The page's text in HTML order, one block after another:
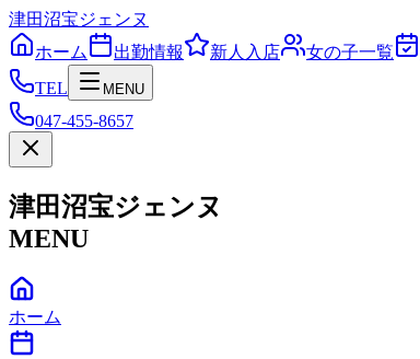
津田沼宝ジェンヌ
ホーム
出勤情報 新人入店 女の子一覧
TEL
MENU
047-455-8657
津田沼宝ジェンヌ
MENU
ホーム